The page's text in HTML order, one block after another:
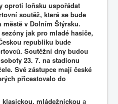
oproti loňsku uspořádat
soutěž, která se bude
městě v Dolním Štýrsku.
jak pro mladé hasiče,
republiku bude
Soutěžní dny budou
23. 7. na stadionu
Své zástupce mají české
přicestovalo do
klasickou, mládežnickou a